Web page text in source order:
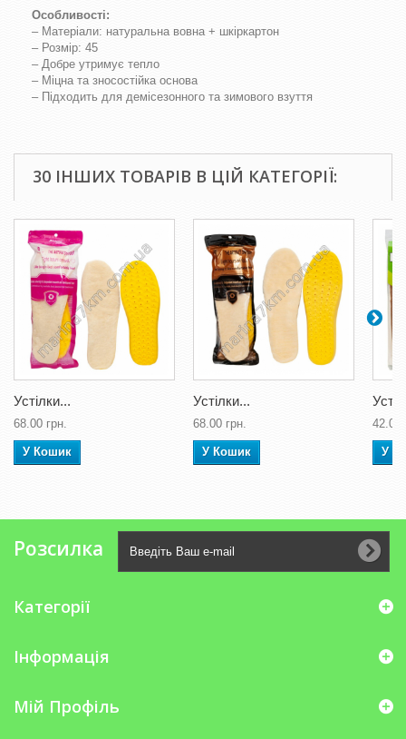
Особливості:
– Матеріали: натуральна вовна + шкіркартон
– Розмір: 45
– Добре утримує тепло
– Міцна та зносостійка основа
– Підходить для демісезонного та зимового взуття
30 ІНШИХ ТОВАРІВ В ЦІЙ КАТЕГОРІЇ:
Устілки...
68.00 грн.
У Кошик
Устілки...
68.00 грн.
У Кошик
42.00
У
Розсилка
Категорії
Інформація
Мій Профіль